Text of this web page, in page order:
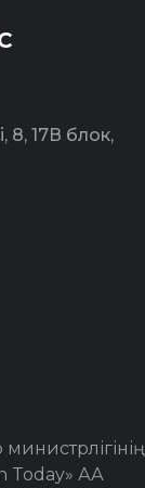
8, 17В блок,
Today» АА